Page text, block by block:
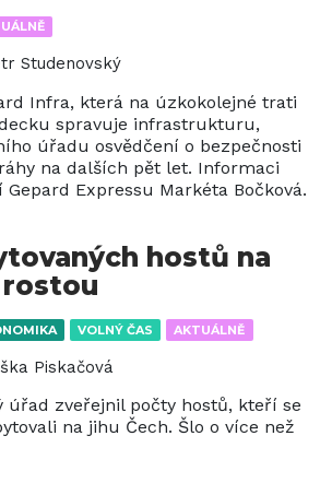
Studenovský
Infra, která na úzkokolejné trati
spravuje infrastrukturu,
úřadu osvědčení o bezpečnosti
na dalších pět let. Informaci
Expressu Markéta Bočková.
VOLNÝ ČAS AKTUÁLNĚ
hostů na
rostou
Piskačová
úřad zveřejnil počty hostů, kteří se
na jihu Čech. Šlo o více než